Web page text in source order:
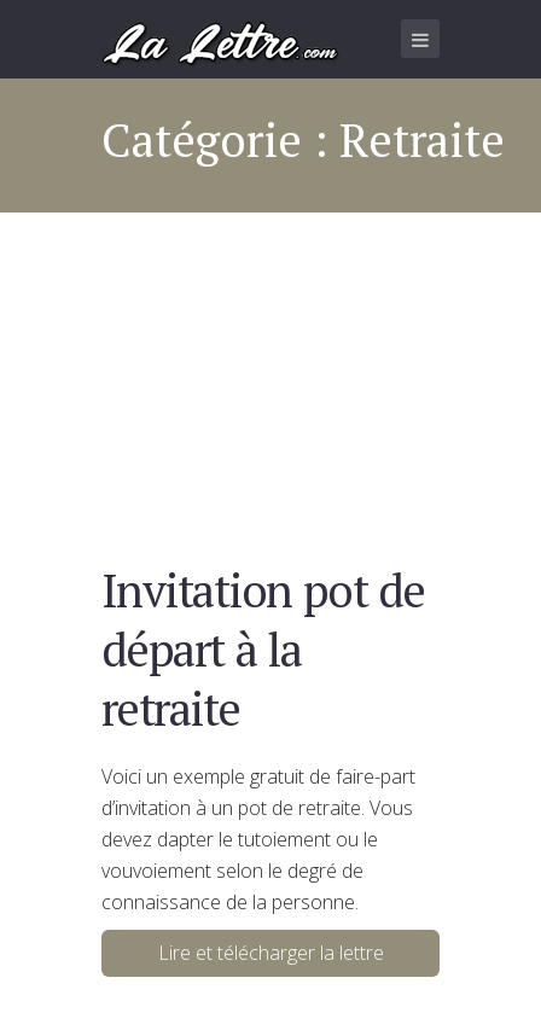
Catégorie : Retraite
Invitation pot de
départ à la
retraite
Voici un exemple gratuit de faire-part
d’invitation à un pot de retraite. Vous
devez dapter le tutoiement ou le
vouvoiement selon le degré de
connaissance de la personne.
Lire et télécharger la lettre